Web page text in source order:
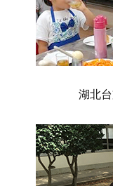
湖北